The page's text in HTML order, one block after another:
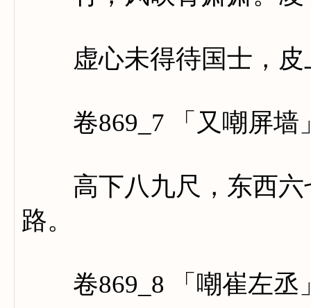
虚心未得待国士，皮
卷869_7 「又嘲屏墙
高下八九尺，东西六
路。
卷869_8 「嘲崔左丞